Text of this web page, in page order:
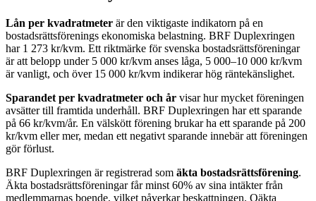
Lån per kvadratmeter är den viktigaste indikatorn på en
bostadsrättsförenings ekonomiska belastning. BRF Duplexringen
har 1 273 kr/kvm. Ett riktmärke för svenska bostadsrättsföreningar
är att belopp under 5 000 kr/kvm anses låga, 5 000–10 000 kr/kvm
är vanligt, och över 15 000 kr/kvm indikerar hög räntekänslighet.
Sparandet per kvadratmeter och år visar hur mycket föreningen
avsätter till framtida underhåll. BRF Duplexringen har ett sparande
på 66 kr/kvm/år. En välskött förening brukar ha ett sparande på 200
kr/kvm eller mer, medan ett negativt sparande innebär att föreningen
gör förlust.
BRF Duplexringen är registrerad som äkta bostadsrättsförening.
Äkta bostadsrättsföreningar får minst 60% av sina intäkter från
medlemmarnas boende, vilket påverkar beskattningen. Oäkta